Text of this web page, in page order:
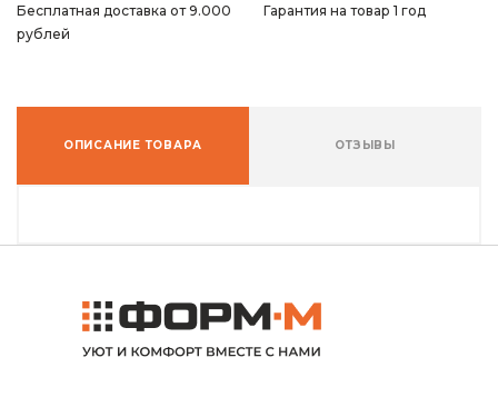
Бесплатная доставка от 9.000
рублей
Гарантия на товар 1 год
ОПИСАНИЕ ТОВАРА ОТЗЫВЫ